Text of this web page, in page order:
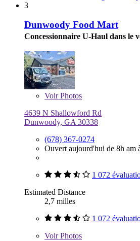
3
Dunwoody Food Mart
Concessionnaire U-Haul dans le
VoirPhotos
4639 N Shallowford Rd
Dunwoody, GA 30338
(678) 367-0274
Ouvert aujourd'hui de 8h am
1 072
Estimated Distance
2,7 milles
1 072
VoirPhotos